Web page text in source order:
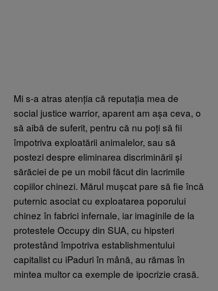
Mi s-a atras atenția că reputația mea de
social justice warrior, aparent am așa ceva, o
să aibă de suferit, pentru că nu poți să fii
împotriva exploatării animalelor, sau să
postezi despre eliminarea discriminării și
sărăciei de pe un mobil făcut din lacrimile
copiilor chinezi. Mărul mușcat pare să fie încă
puternic asociat cu exploatarea poporului
chinez în fabrici infernale, iar imaginile de la
protestele Occupy din SUA, cu hipsteri
protestând împotriva establishmentului
capitalist cu iPaduri în mână, au rămas în
mintea multor ca exemple de ipocrizie crasă.